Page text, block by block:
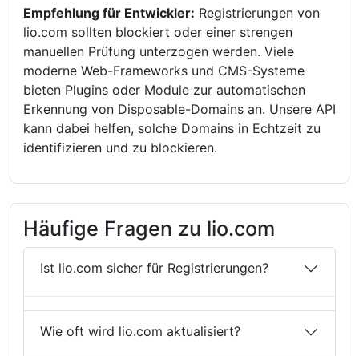
Empfehlung für Entwickler: Registrierungen von
lio.com sollten blockiert oder einer strengen
manuellen Prüfung unterzogen werden. Viele
moderne Web-Frameworks und CMS-Systeme
bieten Plugins oder Module zur automatischen
Erkennung von Disposable-Domains an. Unsere API
kann dabei helfen, solche Domains in Echtzeit zu
identifizieren und zu blockieren.
Häufige Fragen zu lio.com
Ist lio.com sicher für Registrierungen?
Wie oft wird lio.com aktualisiert?